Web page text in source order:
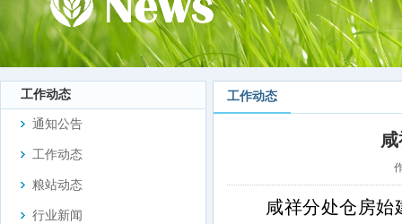
工作动态
通知公告
工作动态
粮站动态
行业新闻
工作动态
咸祥分处仓房始